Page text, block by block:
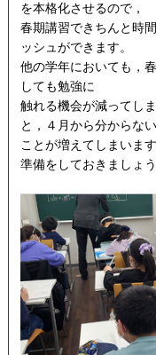
を本格化させるので，
春期講習できちんと時
ッシュができます。
他の学年においても，
しても勉強に
触れる機会が減ってし
と，４月から分からない
ことが増えてしまいま
準備をしておきましょう